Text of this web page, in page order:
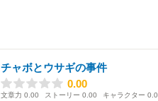
チャボとウサギの事件
0.00
0.00
文章力 0.00 ストーリー 0.00 キャラクター